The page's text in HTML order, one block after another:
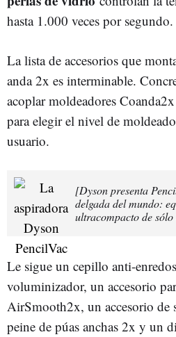
hasta 1.000 veces por segundo.
La lista de accesorios que
anda 2x es interminable.
acoplar moldeadores
para elegir el nivel de
usuario.
[Dyson presenta
delgada del mundo:
ultracompacto de
Le sigue un cepillo anti-
voluminizador, un accesorio
AirSmooth2x, un accesorio de
peine de púas anchas 2x y un